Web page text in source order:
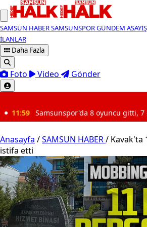
SAMSUN HABERSAMSUNSPORGÜNDEM ASAYİŞ
İLANLAR
Daha Fazla
Foto Video Gönder
8 oyuncu gitti, 7 oyuncu geldi
Anasayfa /SAMSUN HABER/ Kavak'ta
istifa etti